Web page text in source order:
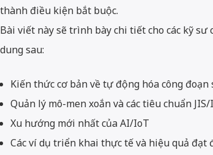
thành điều kiện bắt buộc.
Bài viết này sẽ trình bày chi tiết cho các kỹ
dung sau:
Kiến thức cơ bản về tự động hóa công
Quản lý mô-men xoắn và các tiêu chuẩn JIS/
Xu hướng mới nhất của AI/IoT
Các ví dụ triển khai thực tế và hiệu quả